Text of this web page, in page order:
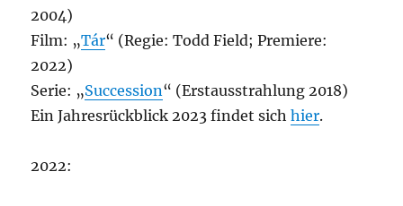
2004)
Film: „Tár“ (Regie: Todd Field; Premiere:
2022)
Serie: „Succession“ (Erstausstrahlung 2018)
Ein Jahresrückblick 2023 findet sichhier.
2022: